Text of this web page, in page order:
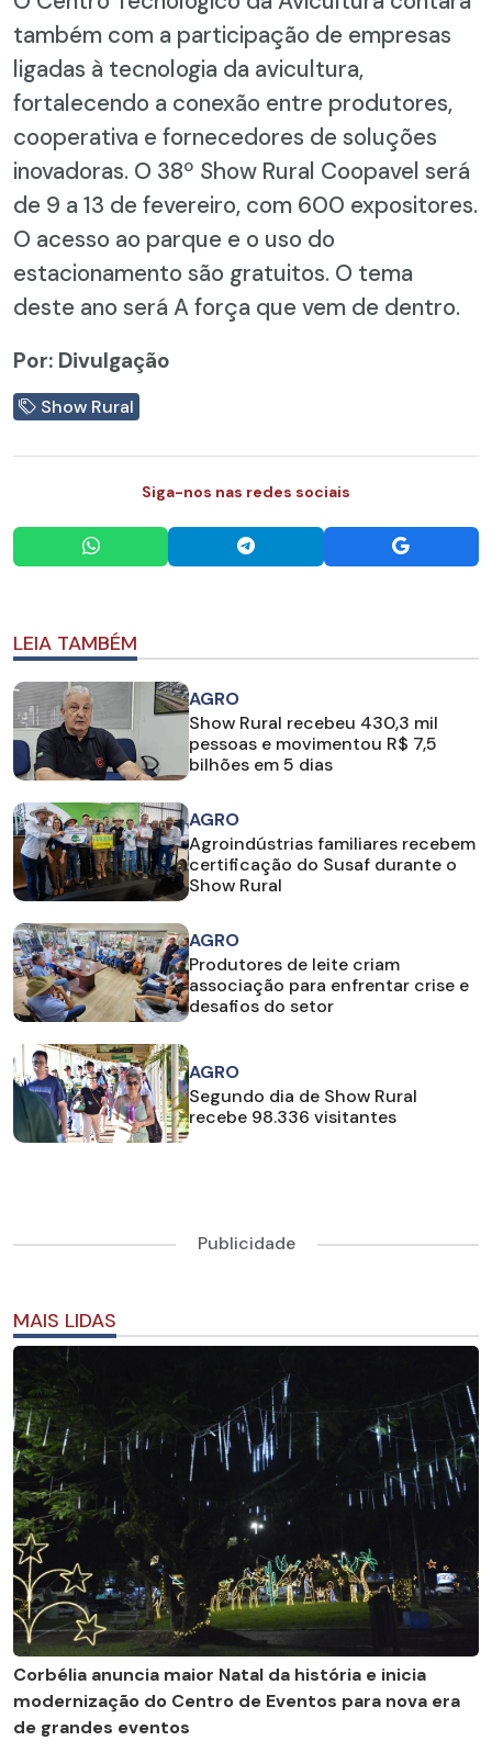
também com a participação de empresas
ligadas à tecnologia da avicultura,
fortalecendo a conexão entre produtores,
cooperativa e fornecedores de soluções
inovadoras. O 38º Show Rural Coopavel será
de 9 a 13 de fevereiro, com 600 expositores.
O acesso ao parque e o uso do
estacionamento são gratuitos. O tema
deste ano será A força que vem de dentro.
Por: Divulgação
Show Rural
Siga-nos nas redes sociais
LEIA TAMBÉM
AGRO
Show Rural recebeu 430,3 mil
pessoas e movimentou R$ 7,5
bilhões em 5 dias
AGRO
Agroindústrias familiares recebem
certificação do Susaf durante o
Show Rural
AGRO
Produtores de leite criam
associação para enfrentar crise e
desafios do setor
AGRO
Segundo dia de Show Rural
recebe 98.336 visitantes
Publicidade
MAIS LIDAS
Corbélia anuncia maior Natal da história e inicia
modernização do Centro de Eventos para nova era
de grandes eventos